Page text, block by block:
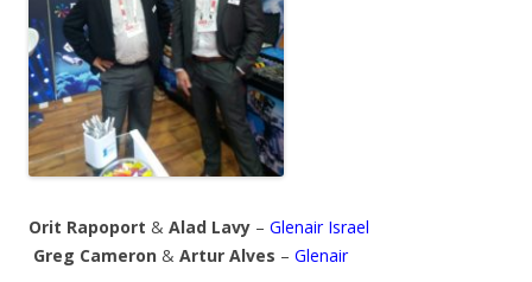
Orit Rapoport & Alad Lavy – Glenair Israel
Greg Cameron & Artur Alves – Glenair